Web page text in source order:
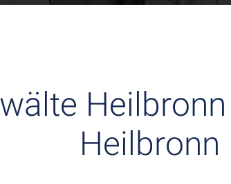
Heilbronn